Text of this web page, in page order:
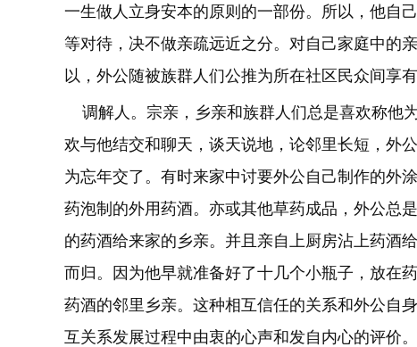
一生做人立身安本的原则的一部份。所以，他自
等对待，决不做亲疏远近之分。对自己家庭中的
以，外公随被族群人们公推为所在社区民众间享
调解人。宗亲，乡亲和族群人们总是喜欢称他
欢与他结交和聊天，谈天说地，论邻里长短，外
为忘年交了。有时来家中讨要外公自己制作的外
药泡制的外用药酒。亦或其他草药成品，外公总
的药酒给来家的乡亲。并且亲自上厨房沾上药酒
而归。因为他早就准备好了十几个小瓶子，放在
药酒的邻里乡亲。这种相互信任的关系和外公自
互关系发展过程中由衷的心声和发自内心的评价。